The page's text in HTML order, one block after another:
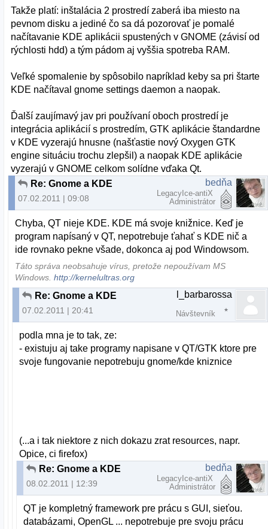
Takže platí: inštalácia 2 prostredí zaberá iba miesto na
pevnom disku a jediné čo sa dá pozorovať je pomalé
načítavanie KDE aplikácii spustených v GNOME (závisí od
rýchlosti hdd) a tým pádom aj vyššia spotreba RAM.
Veľké spomalenie by spôsobilo napríklad keby sa pri štarte
KDE načítaval gnome settings daemon a naopak.
Ďalší zaujímavý jav pri používaní oboch prostredí je
integrácia aplikácií s prostredím, GTK aplikácie štandardne
v KDE vyzerajú hnusne (našťastie nový Oxygen GTK
engine situáciu trochu zlepšil) a naopak KDE aplikácie
vyzerajú v GNOME celkom solídne vďaka Qt.
Re: Gnome a KDE
07.02.2011 | 09:08
bedňa
LegacyIce-antiX
Administrátor
Chyba, QT nieje KDE. KDE má svoje knižnice. Keď je
program napísaný v QT, nepotrebuje ťahať s KDE nič a
ide rovnako pekne všade, dokonca aj pod Windowsom.
Táto správa neobsahuje vírus, pretože nepoužívam MS
Windows.http://kernelultras.org
Re: Gnome a KDE
07.02.2011 | 20:41
l_barbarossa
Návštevník
podla mna je to tak, ze:
- existuju aj take programy napisane v QT/GTK ktore pre
svoje fungovanie nepotrebuju gnome/kde kniznice
(...a i tak niektore z nich dokazu zrat resources, napr.
Opice, ci firefox)
Re: Gnome a KDE
08.02.2011 | 12:39
bedňa
LegacyIce-antiX
Administrátor
QT je kompletný framework pre prácu s GUI, sieťou.
databázami, OpenGL ... nepotrebuje pre svoju prácu